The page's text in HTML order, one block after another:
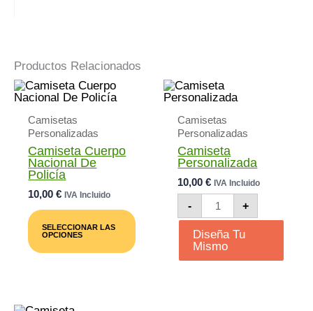
Productos Relacionados
Camisetas
Personalizadas
Camiseta Cuerpo
Nacional De
Policía
10,00€ IVA Incluido
SELECCIONAR LAS
OPCIONES
Producto
Múltiples
Variantes.
Camisetas
Personalizadas
Camiseta
Personalizada
10,00€ IVA Incluido
-
Camiseta
Personalizada
Cantidad
+
Diseña Tu
Mismo